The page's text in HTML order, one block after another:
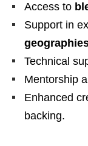
Access to
Support in
Technical
Mentorship
Enhanced
backing.